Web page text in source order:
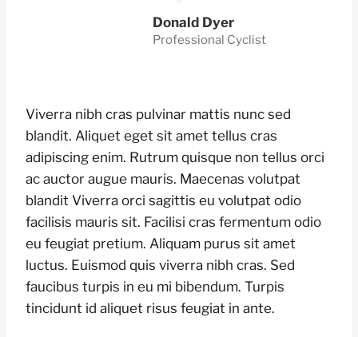
Donald Dyer
Professional Cyclist
Viverra nibh cras pulvinar mattis nunc sed
blandit. Aliquet eget sit amet tellus cras
adipiscing enim. Rutrum quisque non tellus orci
ac auctor augue mauris. Maecenas volutpat
blandit Viverra orci sagittis eu volutpat odio
facilisis mauris sit. Facilisi cras fermentum odio
eu feugiat pretium. Aliquam purus sit amet
luctus. Euismod quis viverra nibh cras. Sed
faucibus turpis in eu mi bibendum. Turpis
tincidunt id aliquet risus feugiat in ante.